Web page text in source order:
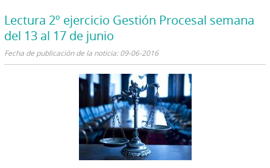
Lectura 2º ejercicio Gestión Procesal semana
del 13 al 17 de junio
Fecha de publicación de la noticia: 09-06-2016